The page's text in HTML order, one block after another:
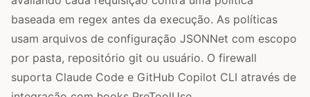
baseada em regex antes da execução. As políticas
usam arquivos de configuração JSONNet com escopo
por pasta, repositório git ou usuário. O firewall
suporta Claude Code e GitHub Copilot CLI através de